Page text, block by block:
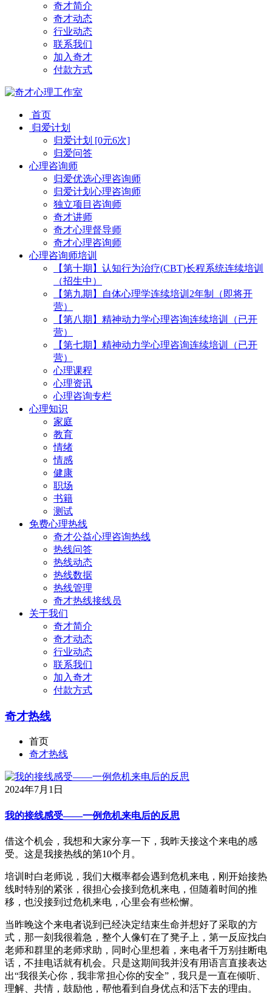
奇才简介
奇才动态
行业动态
联系我们
加入奇才
付款方式
首页
归爱计划
归爱计划 [0元6次]
归爱问答
心理咨询师
归爱优选心理咨询师
归爱计划心理咨询师
独立项目咨询师
奇才讲师
奇才心理督导师
奇才心理咨询师
心理咨询师培训
【第十期】认知行为治疗(CBT)长程系统连续培训
（招生中）
【第九期】自体心理学连续培训2年制（即将开
营）
【第八期】精神动力学心理咨询连续培训（已开
营）
【第七期】精神动力学心理咨询连续培训（已开
营）
心理课程
心理资讯
心理咨询专栏
心理知识
家庭
教育
情绪
情感
健康
职场
书籍
测试
免费心理热线
奇才公益心理咨询热线
热线问答
热线动态
热线数据
热线管理
奇才热线接线员
关于我们
奇才简介
奇才动态
行业动态
联系我们
加入奇才
付款方式
奇才热线
首页
奇才热线
2024年7月1日
我的接线感受——一例危机来电后的反思
借这个机会，我想和大家分享一下，我昨天接这个来电的感
受。这是我接热线的第10个月。
培训时白老师说，我们大概率都会遇到危机来电，刚开始接热
线时特别的紧张，很担心会接到危机来电，但随着时间的推
移，也没接到过危机来电，心里会有些松懈。
当昨晚这个来电者说到已经决定结束生命并想好了采取的方
式，那一刻我很着急，整个人像钉在了凳子上，第一反应找白
老师和群里的老师求助，同时心里想着，来电者千万别挂断电
话，不挂电话就有机会。只是这期间我并没有用语言直接表达
出“我很关心你，我非常担心你的安全”，我只是一直在倾听、
理解、共情，鼓励他，帮他看到自身优点和活下去的理由。